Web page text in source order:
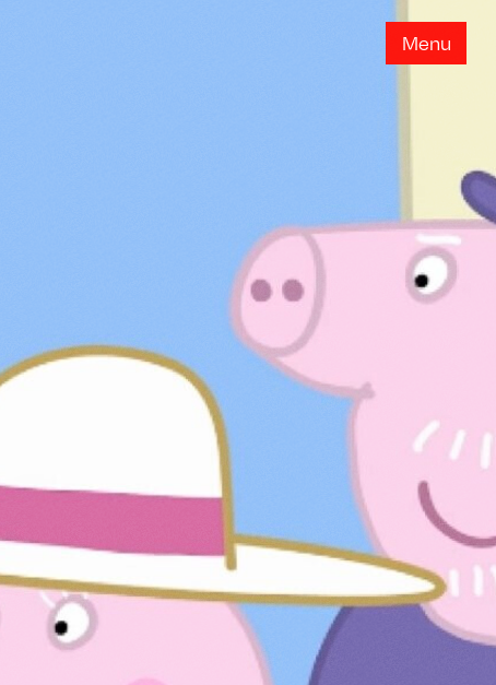
Menu